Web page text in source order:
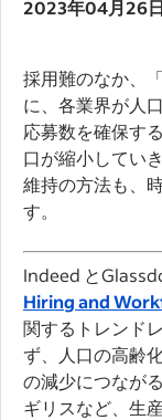
2023年04月26日
採用難のなか、
に、各業界が人
応募数を確保す
口が縮小してい
維持の方法も、
す。
Indeed と
Hiring and
関するトレンド
ず、人口の高齢
の減少につなが
ギリスなど、生